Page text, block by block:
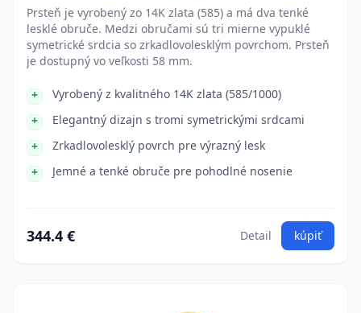
Prsteň je vyrobený zo 14K zlata (585) a má dva tenké
lesklé obruče. Medzi obručami sú tri mierne vypuklé
symetrické srdcia so zrkadlovolesklým povrchom. Prsteň
je dostupný vo veľkosti 58 mm.
Vyrobený z kvalitného 14K zlata (585/1000)
Elegantný dizajn s tromi symetrickými srdcami
Zrkadlovolesklý povrch pre výrazný lesk
Jemné a tenké obruče pre pohodlné nosenie
344.4 € Detail kúpiť